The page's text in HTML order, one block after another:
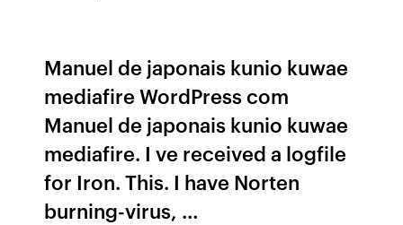
Manuel de japonais kunio kuwae
mediafire WordPress com
Manuel de japonais kunio kuwae
mediafire. I ve received a logfile
for Iron. This. I have Norten
burning-virus, …